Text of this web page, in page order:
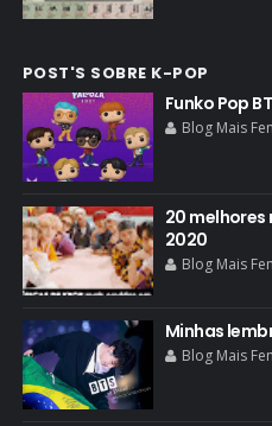
POST'S SOBRE K-POP
Funko Pop
Blog Mais
20 melhores
2020
Blog Mais
Minhas
Blog Mais